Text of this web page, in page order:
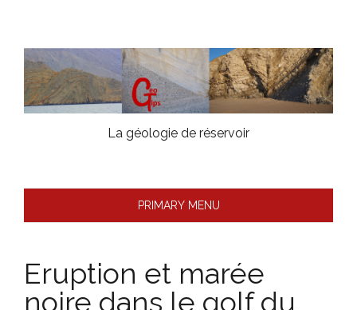
content
La géologie de réservoir
PRIMARY MENU
Eruption et marée
noire dans le golf du